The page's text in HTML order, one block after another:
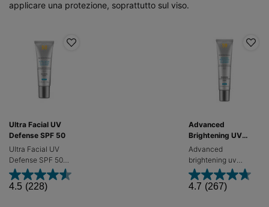
applicare una protezione, soprattutto sul viso.​
Ultra Facial UV
Defense SPF 50
Ultra Facial UV
Defense SPF 50
Crema solare
idratante ad ampio
spettro UVA/UVB con
4.5 (228)
Advanced
Brightening UV
Defense Sunscreen
SPF50
Advanced
brightening uv
defense sunscreen
SPF 50 Protezione
solare idratante ultra
4.7 (267)